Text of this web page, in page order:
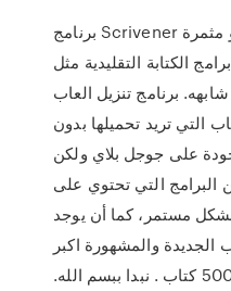
برنامج Scrivener يوفر بيئة ممتعة، مناسبة و مثمرة
الكتابة التقليدية مثل
برنامج تنزيل العاب
التي تريد تحميلها بدون
على جوجل بلاي ولكن
البرامج التي تحتوي على
بشكل مستمر، كما أن يوجد
الجديدة والمشهورة اكبر
مكتبة عربية اكثر من 500,000 كتاب . نبدا ببسم الله.